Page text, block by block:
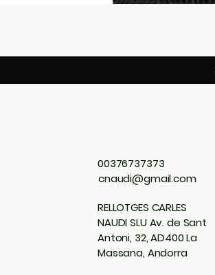
00376737373
cnaudi@gmail.com
RELLOTGES CARLES
NAUDI SLU Av. de Sant
Antoni, 32, AD400 La
Massana, Andorra